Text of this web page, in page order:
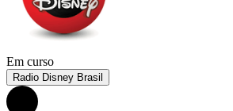
Em curso
Radio Disney Brasil